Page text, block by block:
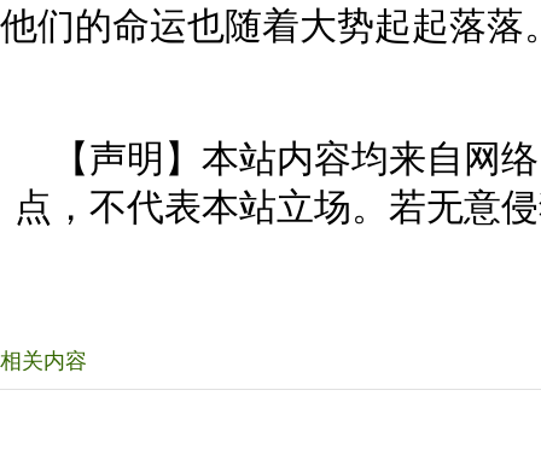
他们的命运也随着大势起起落落
【声明】本站内容均来自网
点，不代表本站立场。若无意
相关内容